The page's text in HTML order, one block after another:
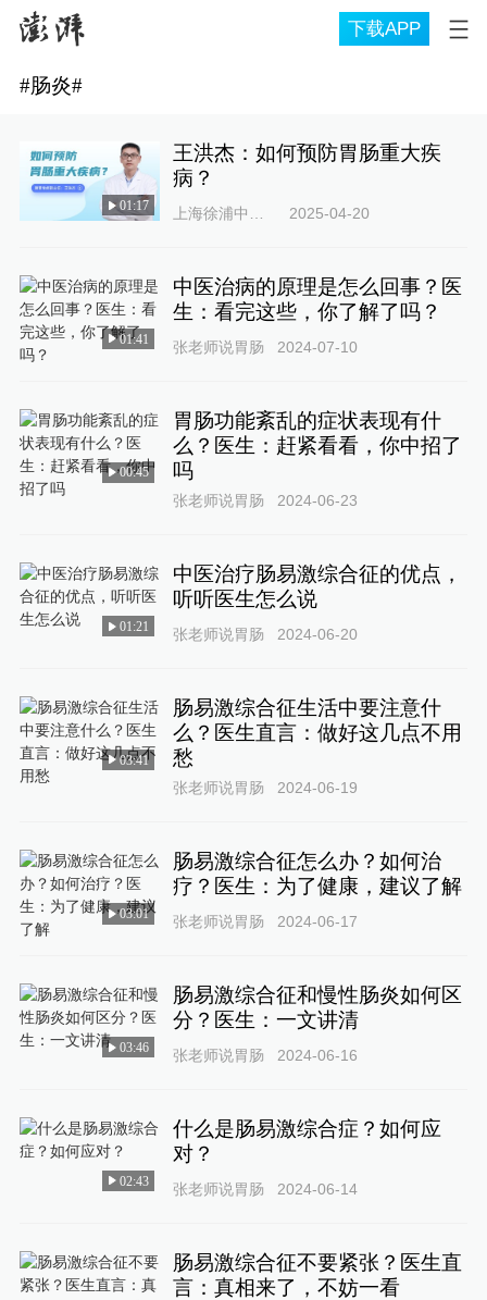
下载APP
#肠炎#
01:17
王洪杰：如何预防胃肠重大疾
病？
2025-04-20
01:41
中医治病的原理是怎么回事？医
生：看完这些，你了解了吗？
张老师说胃肠 2024-07-10
00:45
胃肠功能紊乱的症状表现有什
么？医生：赶紧看看，你中招了
吗
张老师说胃肠 2024-06-23
01:21
中医治疗肠易激综合征的优点，
听听医生怎么说
张老师说胃肠 2024-06-20
03:41
肠易激综合征生活中要注意什
么？医生直言：做好这几点不用
愁
张老师说胃肠 2024-06-19
03:01
肠易激综合征怎么办？如何治
疗？医生：为了健康，建议了解
张老师说胃肠 2024-06-17
03:46
肠易激综合征和慢性肠炎如何区
分？医生：一文讲清
张老师说胃肠 2024-06-16
02:43
什么是肠易激综合症？如何应
对？
张老师说胃肠 2024-06-14
肠易激综合征不要紧张？医生直
言：真相来了，不妨一看